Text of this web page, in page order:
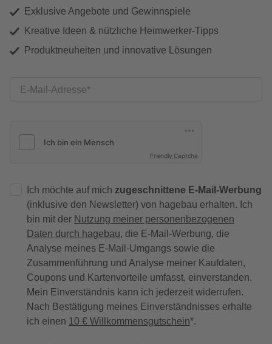
Exklusive Angebote und Gewinnspiele
Kreative Ideen & nützliche Heimwerker-Tipps
Produktneuheiten und innovative Lösungen
E-Mail-Adresse
Friendly Captcha
Ich möchte auf mich zugeschnittene E-Mail-Werbung
(inklusive den Newsletter) von hagebau erhalten. Ich
bin mit der Nutzung meiner personenbezogenen
Daten durch hagebau, die E-Mail-Werbung, die
Analyse meines E-Mail-Umgangs sowie die
Zusammenführung und Analyse meiner Kaufdaten,
Coupons und Kartenvorteile umfasst, einverstanden.
Mein Einverständnis kann ich jederzeit widerrufen.
Nach Bestätigung meines Einverständnisses erhalte
ich einen 10 € Willkommensgutschein*.